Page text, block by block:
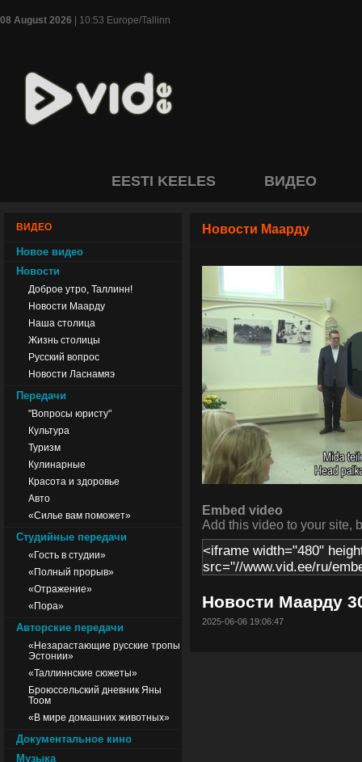
08 August 2026 | 10:53 Europe/Tallinn
EESTI KEELES ВИДЕО
ВИДЕО
Новое видео
Новости
Доброе утро, Таллинн!
Новости Маарду
Наша столица
Жизнь столицы
Русский вопрос
Новости Ласнамяэ
Передачи
"Вопросы юристу"
Культура
Туризм
Кулинарные
Красота и здоровье
Авто
«Силье вам поможет»
Студийные передачи
«Гость в студии»
«Полный прорыв»
«Отражение»
«Пора»
Авторские передачи
«Незарастающие русские тропы
Эстонии»
«Таллиннские сюжеты»
Броюссельский дневник Яны
Тоом
«В мире домашних животных»
Документальное кино
Музыка
Новости Маарду
Embed video
Add this video to your site,
Новости Маарду
2025-06-06 19:06:47